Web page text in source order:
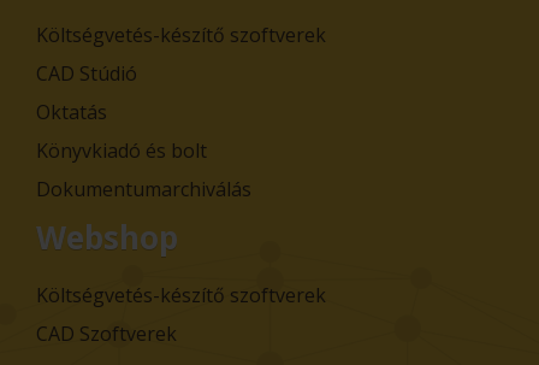
Költségvetés-készítő szoftverek
CAD Stúdió
Oktatás
Könyvkiadó és bolt
Dokumentumarchiválás
Webshop
Költségvetés-készítő szoftverek
CAD Szoftverek